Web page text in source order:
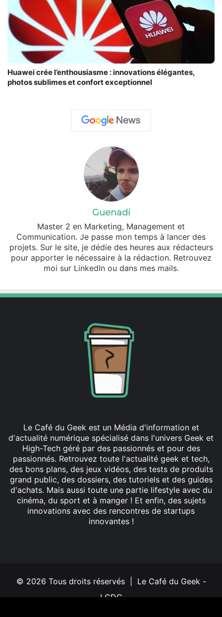
Huawei crée l’enthousiasme : innovations élégantes,
photos sublimes et confort exceptionnel
Guenadi
Master 2 en Marketing, Management et
Communication. Je passe mon temps à lancer des
projets. Sur le site, je dédie des heures aux rédacteurs
pour apporter le nécessaire à la rédaction. Retrouvez
moi sur LinkedIn ou dans mes mails.
Le Café du Geek est un Média d'information et
d'actualité numérique spécialisé dans l'univers Geek et
High-Tech géré par des passionnés et pour des
passionnés. Retrouvez toute l'actualité geek et tech,
des bons plans, des jeux vidéos, des tests de produits
grand public, des dossiers, des tutoriels et des guides
d'achats. Mais aussi toute une partie lifestyle avec du
cinéma, du sport et à manger ! Et enfin, des sujets
innovations avec des rencontres de startups
innovantes !
© 2026 Tous droits réservés | Le Café du Geek -
LCDG